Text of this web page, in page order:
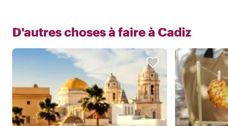
D'autres choses à faire à Cadiz